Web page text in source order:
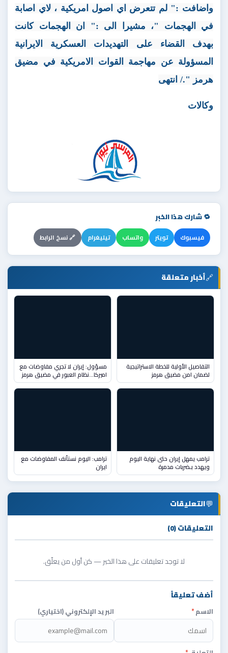
واضافت :" لم تتعرض اي اصول امريكية ، لاي اصابة
في الهجمات "، مشيرا الى :" ان الهجمات كانت
بهدف القضاء على التهديدات العسكرية الايرانية
المسؤولة عن مهاجمة القوات الامريكية في مضيق
هرمز "./ انتهى
وكالات
🔁 شارك هذا الخبر
فيسبوك تويتر واتساب تيليغرام 🔗 نسخ الرابط
🔗أخبار متعلقة
التفاصيل الأولية للخطة الاستراتيجية
لضمان امن مضيق هرمز
مسؤول: إيران لا تجري مفاوضات مع
اميركا...نظام العبور في مضيق هرمز
ترامب يمهل إيران حتى نهاية اليوم
ويهدد بـضربات مدمرة
ترامب: اليوم نستأنف المفاوضات مع
ايران
💬التعليقات
التعليقات (0)
لا توجد تعليقات على هذا الخبر — كن أول من يعلّق.
أضف تعليقاً
الاسم* البريد الإلكتروني (اختياري)